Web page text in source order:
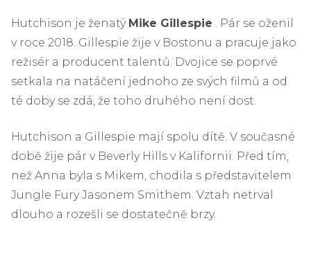
Hutchison je ženatý Mike Gillespie . Pár se oženil
v roce 2018. Gillespie žije v Bostonu a pracuje jako
režisér a producent talentů. Dvojice se poprvé
setkala na natáčení jednoho ze svých filmů a od
té doby se zdá, že toho druhého není dost.
Hutchison a Gillespie mají spolu dítě. V současné
době žije pár v Beverly Hills v Kalifornii. Před tím,
než Anna byla s Mikem, chodila s představitelem
Jungle Fury Jasonem Smithem. Vztah netrval
dlouho a rozešli se dostatečně brzy.